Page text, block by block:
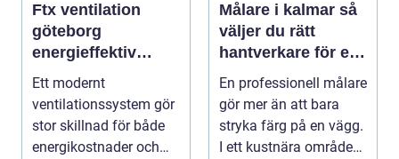
Ftx ventilation
göteborg
energieffektiv
lösning för ett
bättre
inomhusklimat
Ett modernt
ventilationssystem gör
stor skillnad för både
energikostnader och
Målare i kalmar så
väljer du rätt
hantverkare för ett
hållbart resultat
En professionell målare
gör mer än att bara
stryka färg på en vägg.
I ett kustnära område